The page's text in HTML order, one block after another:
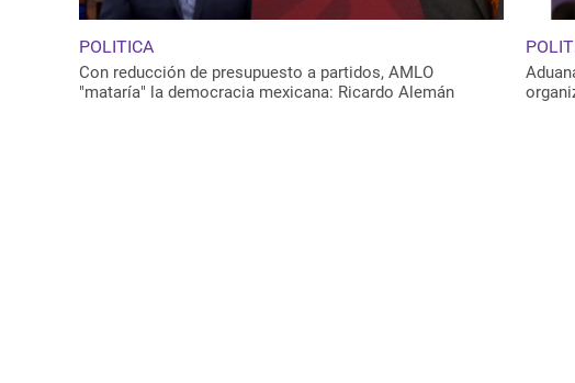
POLITICA
Con reducción de presupuesto a partidos, AMLO
"mataría" la democracia mexicana: Ricardo Alemán